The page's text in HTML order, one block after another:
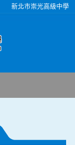
新北市崇光高級中學